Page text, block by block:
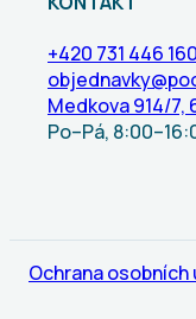
+420 731 446 160
Medkova 914/7,
Po–Pá,
Ochrana osobních